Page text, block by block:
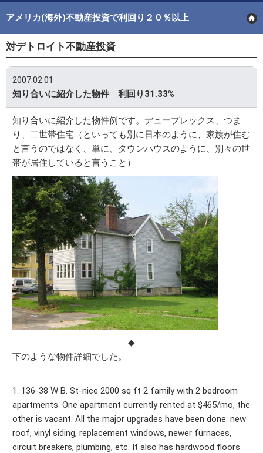
アメリカ(海外)不動産投資で利回り２０％以上
対デトロイト不動産投資
2007.02.01
知り合いに紹介した物件 利回り31.33%
知り合いに紹介した物件例です。デュープレックス、つま
り、二世帯住宅（といっても別に日本のように、家族が住む
と言うのではなく、単に、タウンハウスのように、別々の世
帯が居住していると言うこと）
◆
下のような物件詳細でした。
1. 136-38 W B. St-nice 2000 sq ft 2 family with 2 bedroom
apartments. One apartment currently rented at $465/mo, the
other is vacant. All the major upgrades have been done: new
roof, vinyl siding, replacement windows, newer furnaces,
circuit breakers, plumbing, etc. It also has hardwood floors